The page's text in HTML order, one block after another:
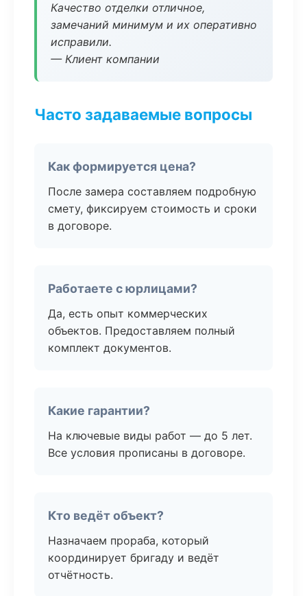
Качество отделки отличное,
замечаний минимум и их оперативно
исправили.
— Клиент компании
Часто задаваемые вопросы
Как формируется цена?
После замера составляем подробную
смету, фиксируем стоимость и сроки
в договоре.
Работаете с юрлицами?
Да, есть опыт коммерческих
объектов. Предоставляем полный
комплект документов.
Какие гарантии?
На ключевые виды работ — до 5 лет.
Все условия прописаны в договоре.
Кто ведёт объект?
Назначаем прораба, который
координирует бригаду и ведёт
отчётность.